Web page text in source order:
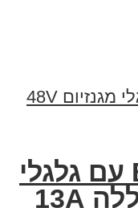
פישר BALOON עם גלגלי